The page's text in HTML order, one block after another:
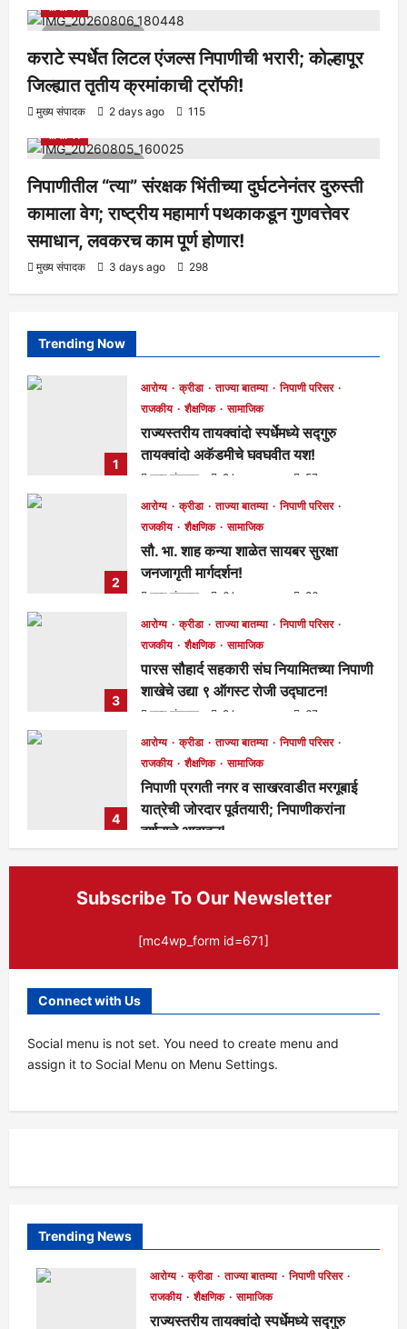
1 minute read
कराटे स्पर्धेत लिटल एंजल्स निपाणीची भरारी; कोल्हापूर
जिल्ह्यात तृतीय क्रमांकाची ट्रॉफी!
मुख्य संपादक 2 days ago 115
1 minute read
आरोग्य क्रीडा ताज्या बातम्या निपाणी परिसर
निपाणीतील “त्या” संरक्षक भिंतीच्या दुर्घटनेनंतर दुरुस्ती
कामाला वेग; राष्ट्रीय महामार्ग पथकाकडून गुणवत्तेवर
समाधान, लवकरच काम पूर्ण होणार!
मुख्य संपादक 3 days ago 298
Trending Now
1
आरोग्य क्रीडा ताज्या बातम्या
निपाणी परिसर
राजकीय
शैक्षणिक सामाजिक
राज्यस्तरीय तायक्वांदो स्पर्धेमध्ये सद्गुरु
तायक्वांदो अकॅडमीचे घवघवीत यश!
मुख्य संपादक 2 hours ago 57
2
आरोग्य क्रीडा ताज्या बातम्या
निपाणी परिसर
राजकीय
शैक्षणिक सामाजिक
सौ. भा. शाह कन्या शाळेत सायबर सुरक्षा
जनजागृती मार्गदर्शन!
मुख्य संपादक 6 hours ago 86
3
आरोग्य क्रीडा ताज्या बातम्या
निपाणी परिसर
राजकीय
शैक्षणिक सामाजिक
पारस सौहार्द सहकारी संघ नियामितच्या निपाणी
शाखेचे उद्या ९ ऑगस्ट रोजी उद्घाटन!
मुख्य संपादक 9 hours ago 67
4
आरोग्य क्रीडा ताज्या बातम्या
निपाणी परिसर
राजकीय
शैक्षणिक सामाजिक
निपाणी प्रगती नगर व साखरवाडीत मरगूबाई
यात्रेची जोरदार पूर्वतयारी; निपाणीकरांना
दर्शनाचे आवाहन!
Subscribe To Our Newsletter
[mc4wp_form id=671]
Connect with Us
Social menu is not set. You need to create menu and
assign it to Social Menu on Menu Settings.
Trending News
आरोग्य क्रीडा ताज्या बातम्या
निपाणी परिसर
राजकीय
शैक्षणिक सामाजिक
राज्यस्तरीय तायक्वांदो स्पर्धेमध्ये सद्गुरु